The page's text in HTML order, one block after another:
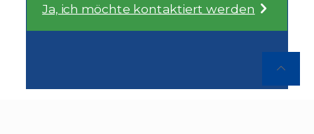
Ja, ich möchte kontaktiert werden